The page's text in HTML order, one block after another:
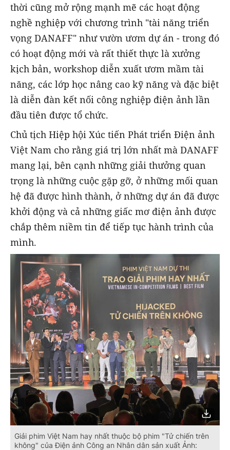
thời cũng mở rộng mạnh mẽ các hoạt động
nghề nghiệp với chương trình "tài năng triển
vọng DANAFF" như vườn ươm dự án - trong đó
có hoạt động mới và rất thiết thực là xưởng
kịch bản, workshop diễn xuất ươm mầm tài
năng, các lớp học nâng cao kỹ năng và đặc biệt
là diễn đàn kết nối công nghiệp điện ảnh lần
đầu tiên được tổ chức.
Chủ tịch Hiệp hội Xúc tiến Phát triển Điện ảnh
Việt Nam cho rằng giá trị lớn nhất mà DANAFF
mang lại, bên cạnh những giải thưởng quan
trọng là những cuộc gặp gỡ, ở những mối quan
hệ đã được hình thành, ở những dự án đã được
khởi động và cả những giấc mơ điện ảnh được
chắp thêm niềm tin để tiếp tục hành trình của
mình.
Giải phim Việt Nam hay nhất thuộc bộ phim "Tử chiến trên
không" của Điện ảnh Công an Nhân dân sản xuất Ảnh: